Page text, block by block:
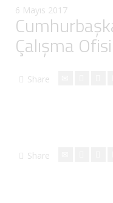
6 Mayıs 2017
Çalışma Ofisi
Share
Share